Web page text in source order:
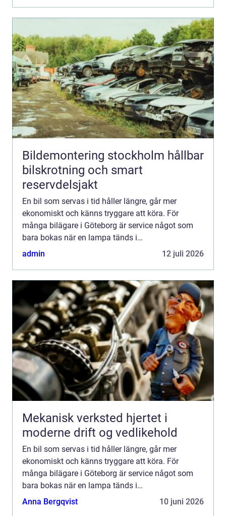
Bildemontering stockholm hållbar
bilskrotning och smart
reservdelsjakt
En bil som servas i tid håller längre, går mer
ekonomiskt och känns tryggare att köra. För
många bilägare i Göteborg är service något som
bara bokas när en lampa tänds i
instrumentpanelen. Men den som vill undvika dyra
admin 12 juli 2026
Mekanisk verksted hjertet i
moderne drift og vedlikehold
En bil som servas i tid håller längre, går mer
ekonomiskt och känns tryggare att köra. För
många bilägare i Göteborg är service något som
bara bokas när en lampa tänds i
instrumentpanelen. Men den som vill undvika dyra
Anna Bergqvist 10 juni 2026